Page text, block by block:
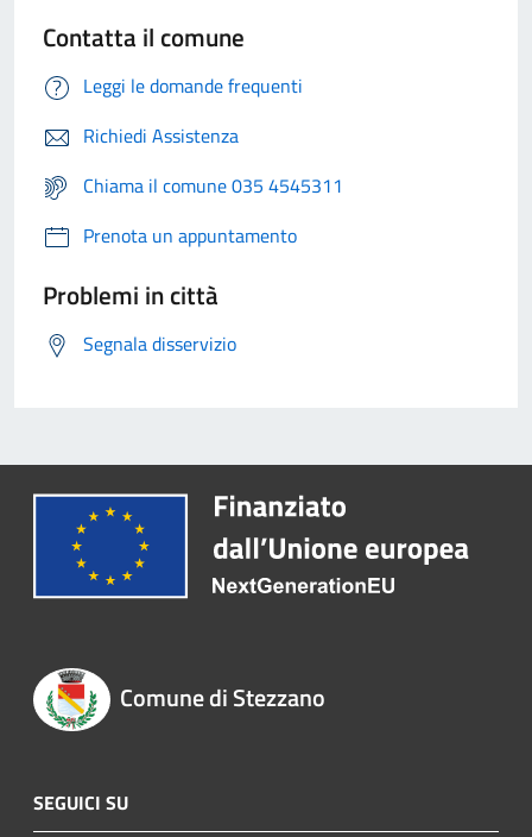
Contatta il comune
Leggi le domande frequenti
Richiedi Assistenza
Chiama il comune 035 4545311
Prenota un appuntamento
Problemi in città
Segnala disservizio
Comune di Stezzano
SEGUICI SU